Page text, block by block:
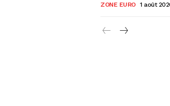
ZONE EURO 1 août